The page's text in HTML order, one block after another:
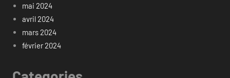
mai 2024
avril 2024
mars 2024
février 2024